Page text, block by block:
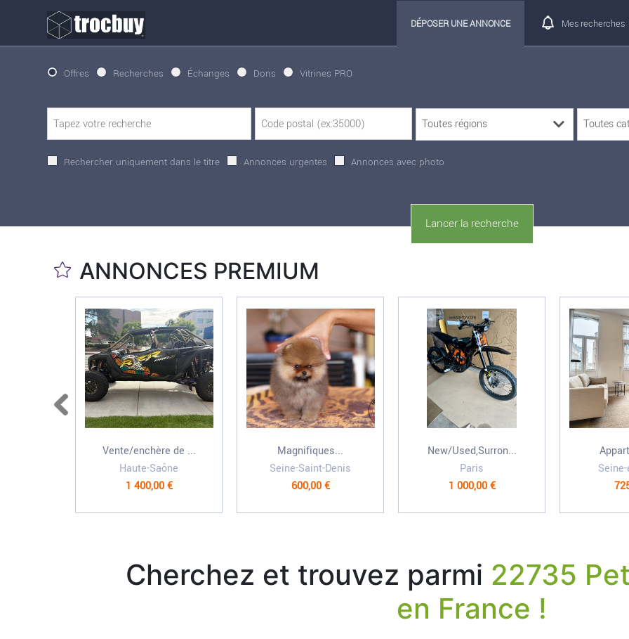
DÉPOSER UNE ANNONCE Mes recherches
Offres Recherches Échanges Dons Vitrines PRO
Rechercher uniquement dans le titre Annonces urgentes Annonces avec photo
ANNONCES PREMIUM
Vente/enchère de ...
Haute-Saône
1 400,00 €
Magnifiques...
Seine-Saint-Denis
600,00 €
New/Used,Surron...
Paris
1 000,00 €
Cherchez et trouvez parmi 22735
en France !